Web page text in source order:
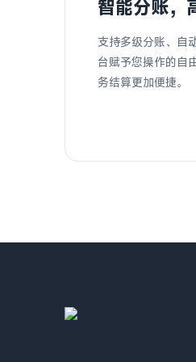
智能分账，
支持多级分账、自
台赋予您操作的自
务结算更加便捷。